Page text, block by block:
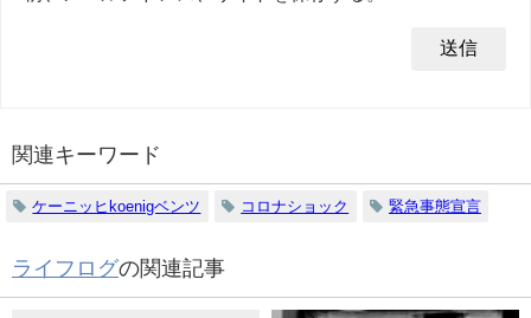
関連キーワード
ケーニッヒkoenigベンツ コロナショック 緊急事態宣言
ライフログの関連記事